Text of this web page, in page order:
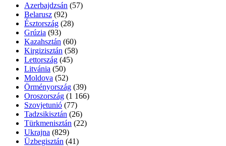
Azerbajdzsán (57)
Belarusz (92)
Észtország (28)
Grúzia (93)
Kazahsztán (60)
Kirgizisztán (58)
Lettország (45)
Litvánia (50)
Moldova (52)
Örményország (39)
Oroszország (1 166)
Szovjetunió (77)
Tadzsikisztán (26)
Türkmenisztán (22)
Ukrajna (829)
Üzbegisztán (41)